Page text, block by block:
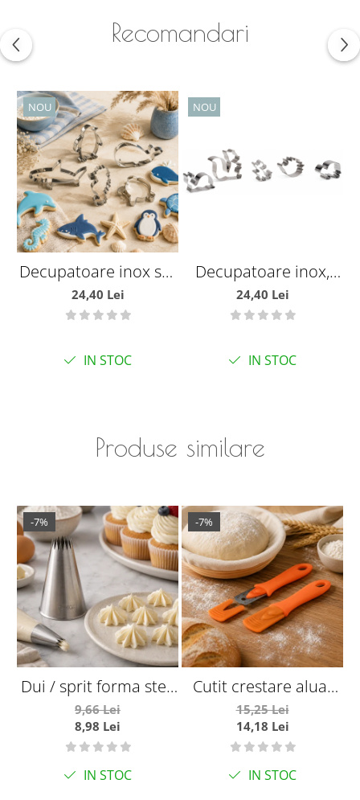
Recomandari
NOU
Decupatoare inox set
5 buc animale
oceanice
24,40 Lei
IN STOC
NOU
Decupatoare inox,
animale de padure
set 5 bucati
24,40 Lei
IN STOC
Produse similare
-7%
Dui / sprit forma stea
deschisa Ø7 mm
9,66 Lei
8,98 Lei
IN STOC
-7%
Cutit crestare aluat
lama fixa
15,25 Lei
14,18 Lei
IN STOC